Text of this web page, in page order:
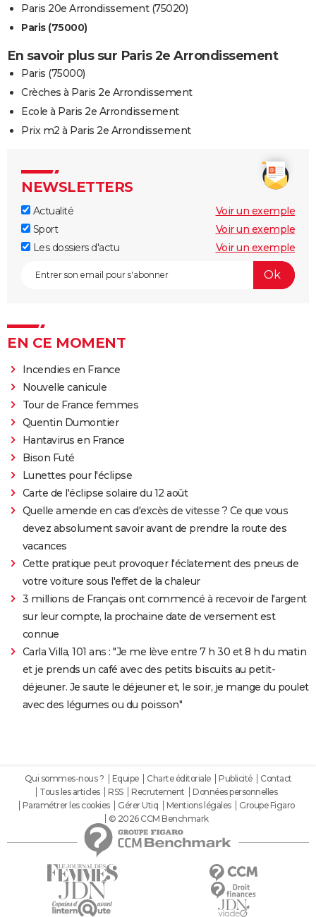
Paris 20e Arrondissement (75020)
Paris (75000)
En savoir plus sur Paris 2e Arrondissement
Paris (75000)
Crèches à Paris 2e Arrondissement
Ecole à Paris 2e Arrondissement
Prix m2 à Paris 2e Arrondissement
NEWSLETTERS
Actualité
Voir un exemple
Sport
Voir un exemple
Les dossiers d'actu
Voir un exemple
EN CE MOMENT
Incendies en France
Nouvelle canicule
Tour de France femmes
Quentin Dumontier
Hantavirus en France
Bison Futé
Lunettes pour l'éclipse
Carte de l'éclipse solaire du 12 août
Quelle amende en cas d'excès de vitesse ? Ce que vous
devez absolument savoir avant de prendre la route des
vacances
Cette pratique peut provoquer l'éclatement des pneus de
votre voiture sous l'effet de la chaleur
3 millions de Français ont commencé à recevoir de l'argent
sur leur compte, la prochaine date de versement est
connue
Carla Villa, 101 ans : "Je me lève entre 7 h 30 et 8 h du matin
et je prends un café avec des petits biscuits au petit-
déjeuner. Je saute le déjeuner et, le soir, je mange du poulet
avec des légumes ou du poisson"
Qui sommes-nous ? Equipe Charte éditoriale Publicité
Contact
Tous les articles
RSS Recrutement
Données personnelles
Paramétrer les cookies
Gérer Utiq Mentions légales
Groupe Figaro
© 2026 CCM Benchmark